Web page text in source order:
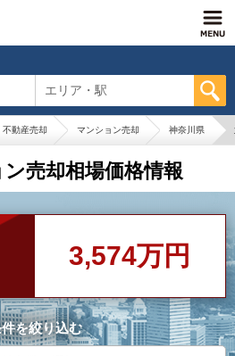
エリア・駅
不動産売却 マンション売却 神奈川県
売却相場価格情報
3,574万円
を絞り込む